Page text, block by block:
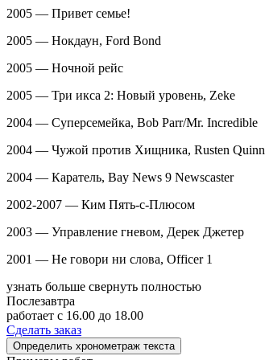
2005 — Привет семье!
2005 — Нокдаун, Ford Bond
2005 — Ночной рейс
2005 — Три икса 2: Новый уровень, Zeke
2004 — Суперсемейка, Bob Parr/Mr. Incredible
2004 — Чужой против Хищника, Rusten Quinn
2004 — Каратель, Bay News 9 Newscaster
2002-2007 — Ким Пять-с-Плюсом
2003 — Управление гневом, Дерек Джетер
2001 — Не говори ни слова, Officer 1
узнать больше свернуть полностью
Послезавтра
работает с 16.00 до 18.00
Сделать заказ